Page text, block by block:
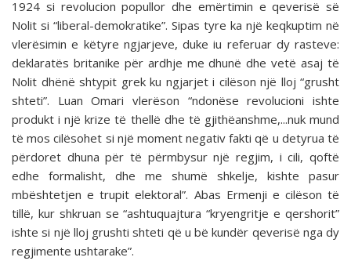
1924 si revolucion popullor dhe emërtimin e qeverisë së
Nolit si “liberal-demokratike”. Sipas tyre ka një keqkuptim në
vlerësimin e këtyre ngjarjeve, duke iu referuar dy rasteve:
deklaratës britanike për ardhje me dhunë dhe vetë asaj të
Nolit dhënë shtypit grek ku ngjarjet i cilëson një lloj “grusht
shteti”. Luan Omari vlerëson “ndonëse revolucioni ishte
produkt i një krize të thellë dhe të gjithëanshme,...nuk mund
të mos cilësohet si një moment negativ fakti që u detyrua të
përdoret dhuna për të përmbysur një regjim, i cili, qoftë
edhe formalisht, dhe me shumë shkelje, kishte pasur
mbështetjen e trupit elektoral”. Abas Ermenji e cilëson të
tillë, kur shkruan se “ashtuquajtura “kryengritje e qershorit”
ishte si një lloj grushti shteti që u bë kundër qeverisë nga dy
regjimente ushtarake”.